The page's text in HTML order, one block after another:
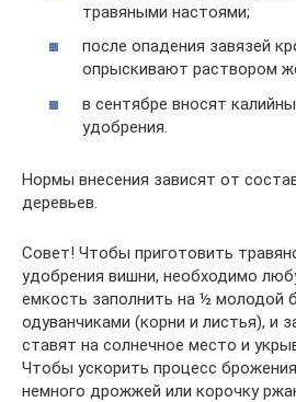
травяными настоями;
после опадения завязей
опрыскивают раствором
в сентябре вносят
удобрения.
Нормы внесения зависят от
деревьев.
Совет! Чтобы приготовить
удобрения вишни, необходимо
емкость заполнить на ½ молодой
одуванчиками (корни и листья), и
ставят на солнечное место и
Чтобы ускорить процесс
немного дрожжей или корочку